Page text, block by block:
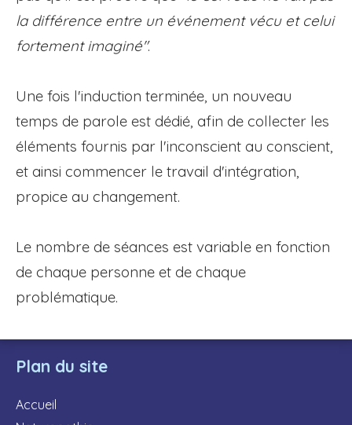
la différence entre un événement vécu et celui
fortement imaginé".
Une fois l'induction terminée, un nouveau
temps de parole est dédié, afin de collecter les
éléments fournis par l'inconscient au conscient,
et ainsi commencer le travail d'intégration,
propice au changement.
Le nombre de séances est variable en fonction
de chaque personne et de chaque
problématique.
Plan du site
Accueil